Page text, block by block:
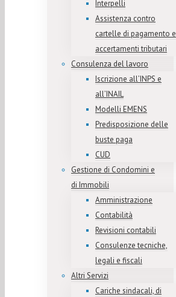
Interpelli
Assistenza contro
cartelle di pagamento e
accertamenti tributari
Consulenza del lavoro
Iscrizione all’INPS e
all’INAIL
Modelli EMENS
Predisposizione delle
buste paga
CUD
Gestione di Condomini e
di Immobili
Amministrazione
Contabilità
Revisioni contabili
Consulenze tecniche,
legali e fiscali
Altri Servizi
Cariche sindacali, di